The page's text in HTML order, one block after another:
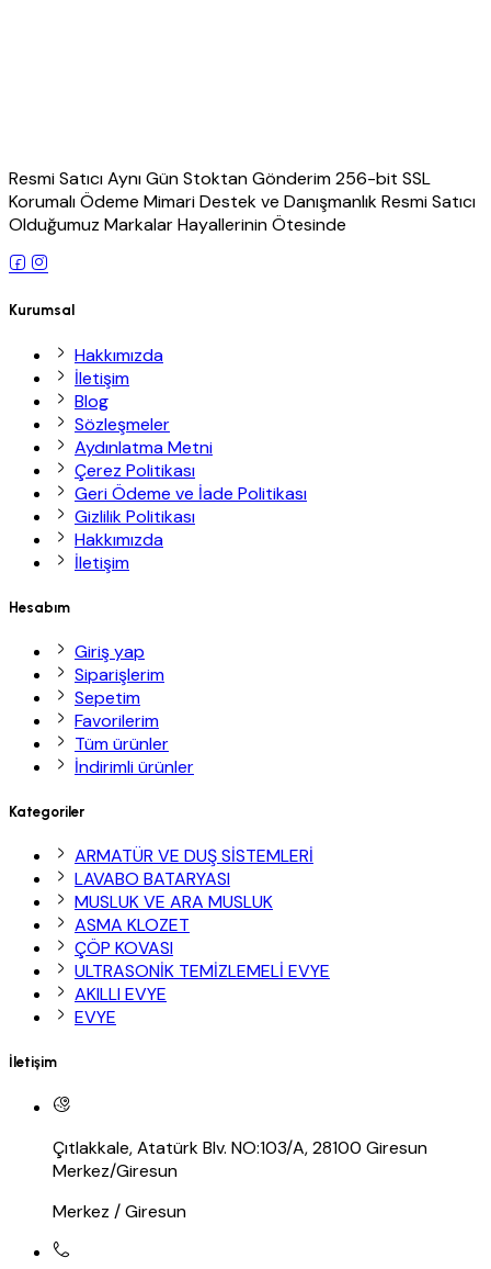
Resmi Satıcı Aynı Gün Stoktan Gönderim 256-bit SSL
Korumalı Ödeme Mimari Destek ve Danışmanlık Resmi Satıcı
Olduğumuz Markalar Hayallerinin Ötesinde
Kurumsal
Hakkımızda
İletişim
Blog
Sözleşmeler
Aydınlatma Metni
Çerez Politikası
Geri Ödeme ve İade Politikası
Gizlilik Politikası
Hakkımızda
İletişim
Hesabım
Giriş yap
Siparişlerim
Sepetim
Favorilerim
Tüm ürünler
İndirimli ürünler
Kategoriler
ARMATÜR VE DUŞ SİSTEMLERİ
LAVABO BATARYASI
MUSLUK VE ARA MUSLUK
ASMA KLOZET
ÇÖP KOVASI
ULTRASONİK TEMİZLEMELİ EVYE
AKILLI EVYE
EVYE
İletişim
Çıtlakkale, Atatürk Blv. NO:103/A, 28100 Giresun
Merkez/Giresun
Merkez / Giresun